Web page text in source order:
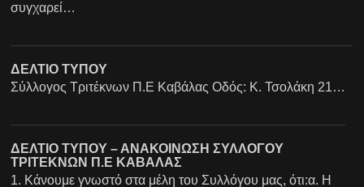
συγχαρεί…
ΔΕΛΤΙΟ ΤΥΠΟΥ
Σύλλογος Τριτέκνων Π.Ε Καβάλας Οδός: Κ. Τσολάκη 21…
ΔΕΛΤΙΟ ΤΥΠΟΥ – ΑΝΑΚΟΙΝΩΣΗ ΣΥΛΛΟΓΟΥ
ΤΡΙΤΕΚΝΩΝ Π.Ε ΚΑΒΑΛΑΣ
1. Κάνουμε γνωστό στα μέλη του Συλλόγου μας, ότι:α. Η